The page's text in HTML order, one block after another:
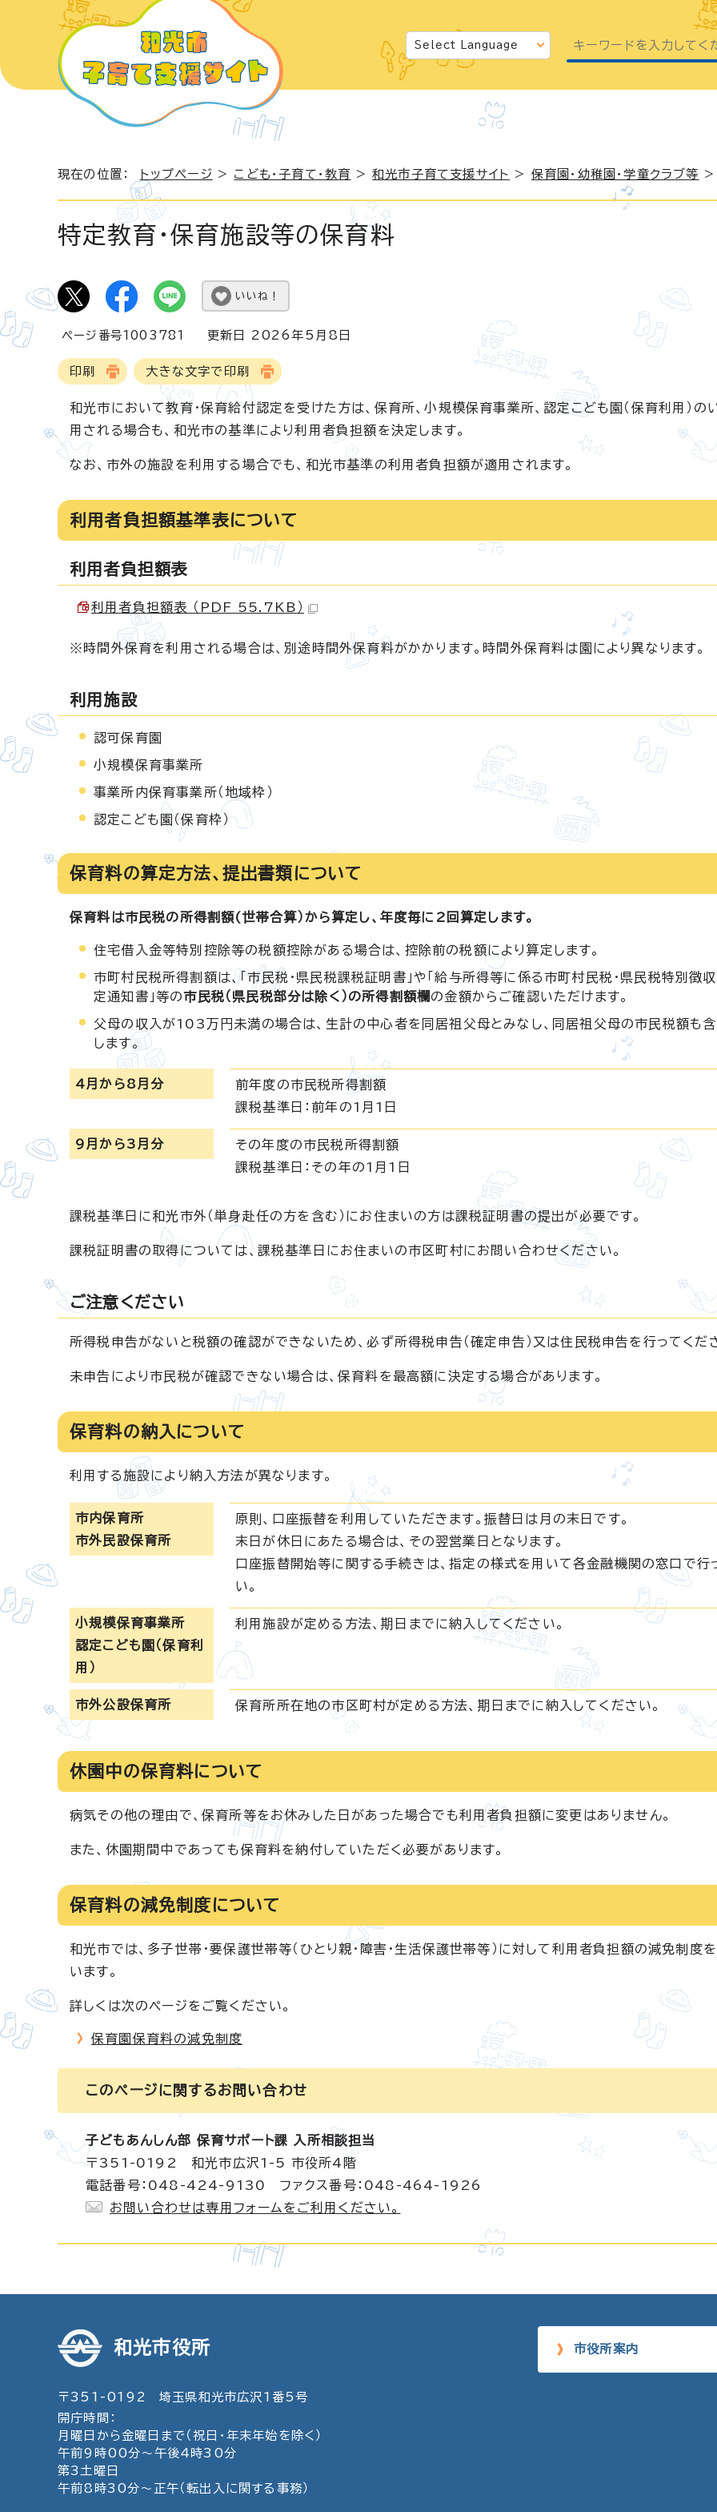
現在の位置： トップページ > こども・子育て・教育 >和光市子育て支援サイト > 保育園・幼稚園・学童クラブ等
特定教育・保育施設等の保育料
いいね！
ページ番号1003781 更新日 2026年5月8日
印刷 大きな文字で印刷
和光市において教育・保育給付認定を受けた方は、保育所、小規模保育事業所、認定こども園（保育利用）の
用される場合も、和光市の基準により利用者負担額を決定します。
なお、市外の施設を利用する場合でも、和光市基準の利用者負担額が適用されます。
利用者負担額基準表について
利用者負担額表
利用者負担額表 （PDF 55.7KB）
※時間外保育を利用される場合は、別途時間外保育料がかかります。時間外保育料は園により異なります。
利用施設
認可保育園
小規模保育事業所
事業所内保育事業所（地域枠）
認定こども園（保育枠）
保育料の算定方法、提出書類について
保育料は市民税の所得割額(世帯合算）から算定し、年度毎に2回算定します。
住宅借入金等特別控除等の税額控除がある場合は、控除前の税額により算定します。
市町村民税所得割額は、「市民税・県民税課税証明書」や「給与所得等に係る市町村民税・県民税特別徴
定通知書」等の市民税（県民税部分は除く）の所得割額欄の金額からご確認いただけます。
父母の収入が103万円未満の場合は、生計の中心者を同居祖父母とみなし、同居祖父母の市民税額も
します。
4月から8月分
前年度の市民税所得割額
課税基準日：前年の1月1日
9月から3月分
その年度の市民税所得割額
課税基準日：その年の1月1日
課税基準日に和光市外（単身赴任の方を含む）にお住まいの方は課税証明書の提出が必要です。
課税証明書の取得については、課税基準日にお住まいの市区町村にお問い合わせください。
ご注意ください
所得税申告がないと税額の確認ができないため、必ず所得税申告（確定申告）又は住民税申告を行ってくだ
未申告により市民税が確認できない場合は、保育料を最高額に決定する場合があります。
保育料の納入について
利用する施設により納入方法が異なります。
市内保育所
市外民設保育所
原則、口座振替を利用していただきます。振替日は月の末日です。
末日が休日にあたる場合は、その翌営業日となります。
口座振替開始等に関する手続きは、指定の様式を用いて各金融機関の窓口で行
い。
小規模保育事業所
認定こども園（保育利
用）
利用施設が定める方法、期日までに納入してください。
市外公設保育所 保育所所在地の市区町村が定める方法、期日までに納入してください。
休園中の保育料について
病気その他の理由で、保育所等をお休みした日があった場合でも利用者負担額に変更はありません。
また、休園期間中であっても保育料を納付していただく必要があります。
保育料の減免制度について
和光市では、多子世帯・要保護世帯等（ひとり親・障害・生活保護世帯等）に対して利用者負担額の減免制度
います。
詳しくは次のページをご覧ください。
保育園保育料の減免制度
このページに関するお問い合わせ
子どもあんしん部 保育サポート課 入所相談担当
〒351-0192 和光市広沢1-5 市役所4階
電話番号：048-424-9130 ファクス番号：048-464-1926
お問い合わせは専用フォームをご利用ください。
和光市役所
〒351-0192 埼玉県和光市広沢1番5号
開庁時間：
月曜日から金曜日まで（祝日・年末年始を除く）
午前9時00分～午後4時30分
第3土曜日
午前8時30分～正午（転出入に関する事務）
市役所案内